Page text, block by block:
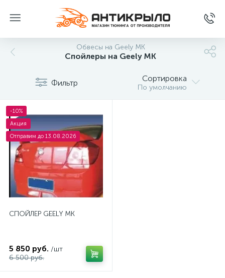
Обвесы на Geely MK
Спойлеры на Geely MK
Фильтр Сортировка
По умолчанию
-10%
Акция
Отправим до 13.08.2026
СПОЙЛЕР GEELY MK
5 850 руб. /шт
6 500 руб.